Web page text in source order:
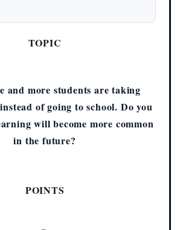
TOPIC
and more students are taking
of going to school. Do you
will become more common
in the future?
POINTS